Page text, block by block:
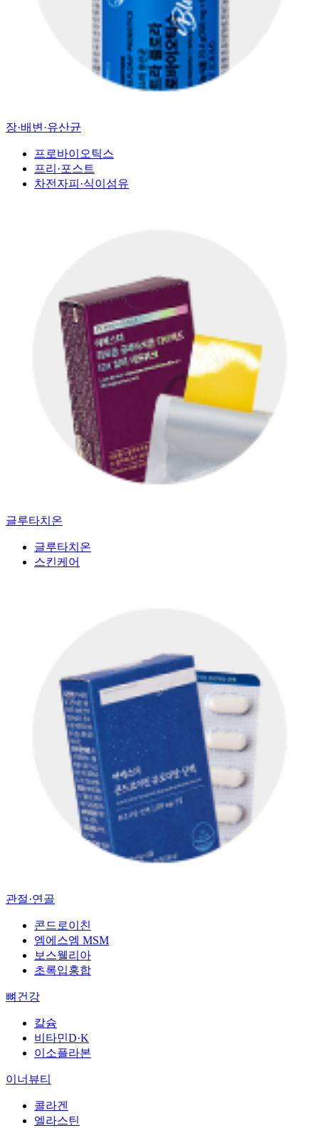
장·배변·유산균
프로바이오틱스
프리·포스트
차전자피·식이섬유
글루타치온
글루타치온
스킨케어
관절·연골
콘드로이친
엠에스엠 MSM
보스웰리아
초록입홍합
뼈건강
칼슘
비타민D·K
이소플라본
이너뷰티
콜라겐
엘라스틴